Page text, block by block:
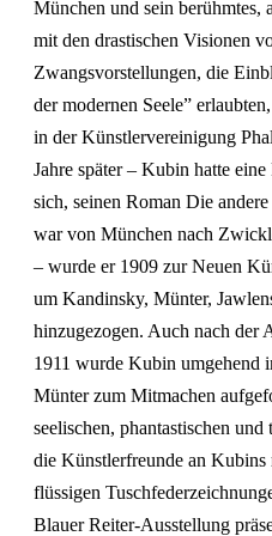
München und sein berühmtes,
mit den drastischen Visionen
Zwangsvorstellungen, die
der modernen Seele”
in der Künstlervereinigung
Jahre später – Kubin hatte
sich, seinen Roman Die
war von München nach
– wurde er 1909 zur Neuen
um Kandinsky, Münter,
hinzugezogen. Auch nach der
1911 wurde Kubin umgehend
Münter zum Mitmachen
seelischen, phantastischen
die Künstlerfreunde an Kubins
flüssigen
Blauer Reiter-Ausstellung